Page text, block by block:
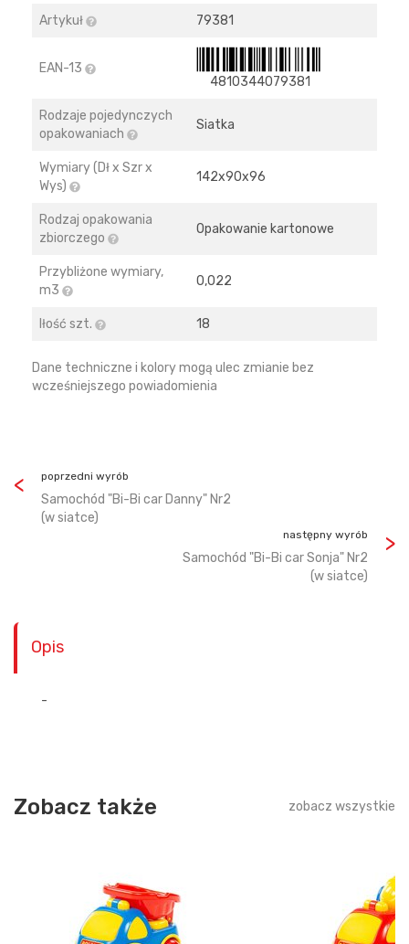
Artykuł 79381
EAN-13
4810344079381
Rodzaje pojedynczych
opakowaniach
Siatka
Wymiary (Dł x Szr x
Wys)
142х90х96
Rodzaj opakowania
zbiorczego
Opakowanie kartonowe
Przybliżone wymiary,
m3
0,022
Iłość szt. 18
Dane techniczne i kolory mogą ulec zmianie bez
wcześniejszego powiadomienia
poprzedni wyrób
Samochód "Bi-Bi car Danny" Nr2
(w siatce)
następny wyrób
Samochód "Bi-Bi car Sonja" Nr2
(w siatce)
Opis
-
Zobacz także zobacz wszystkie